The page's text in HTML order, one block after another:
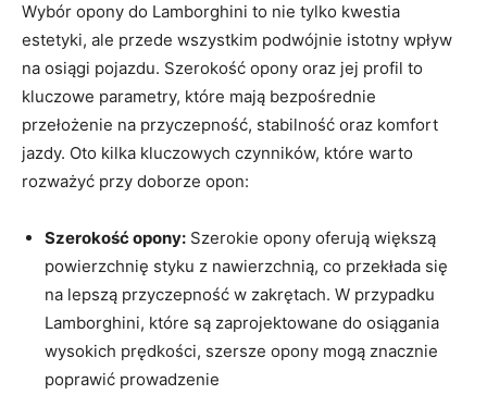
Wybór opony do Lamborghini to nie tylko kwestia
estetyki, ale przede wszystkim podwójnie istotny wpływ
na osiągi pojazdu. Szerokość opony oraz jej profil to
kluczowe parametry, które mają bezpośrednie
przełożenie na przyczepność, stabilność oraz komfort
jazdy. Oto kilka kluczowych czynników, które warto
rozważyć przy doborze opon:
Szerokość opony: Szerokie opony oferują większą
powierzchnię styku z nawierzchnią, co przekłada się
na lepszą przyczepność w zakrętach. W przypadku
Lamborghini, które są zaprojektowane do osiągania
wysokich prędkości, szersze opony mogą znacznie
poprawić prowadzenie